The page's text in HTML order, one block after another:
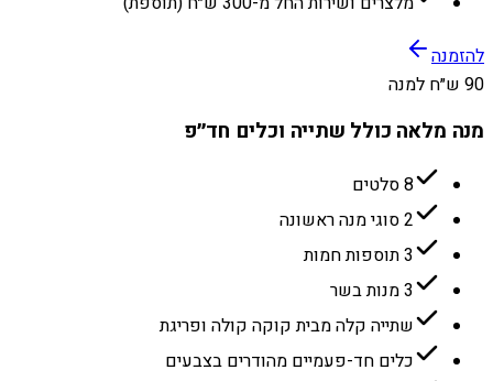
להזמנה
90 ש״ח למנה
מנה מלאה כולל שתייה וכלים חד״פ
8 סלטים
2 סוגי מנה ראשונה
3 תוספות חמות
3 מנות בשר
שתייה קלה מבית קוקה קולה ופריגת
כלים חד-פעמיים מהודרים בצבעים